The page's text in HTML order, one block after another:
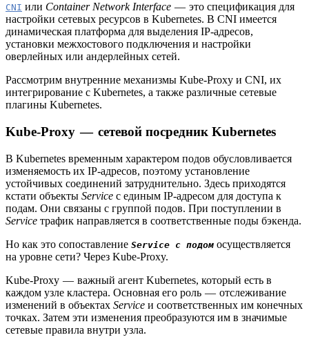
CNI или Container Network Interface — это спецификация для
настройки сетевых ресурсов в Kubernetes. В CNI имеется
динамическая платформа для выделения IP-адресов,
установки межхостового подключения и настройки
оверлейных или андерлейных сетей.
Рассмотрим внутренние механизмы Kube-Proxy и CNI, их
интегрирование с Kubernetes, а также различные сетевые
плагины Kubernetes.
Kube-Proxy — сетевой посредник Kubernetes
В Kubernetes временным характером подов обусловливается
изменяемость их IP-адресов, поэтому установление
устойчивых соединений затруднительно. Здесь приходятся
кстати объекты Service с единым IP-адресом для доступа к
подам. Они связаны с группой подов. При поступлении в
Service трафик направляется в соответственные поды бэкенда.
Но как это сопоставление Service с подом осуществляется
на уровне сети? Через Kube-Proxy.
Kube-Proxy — важный агент Kubernetes, который есть в
каждом узле кластера. Основная его роль — отслеживание
изменений в объектах Service и соответственных им конечных
точках. Затем эти изменения преобразуются им в значимые
сетевые правила внутри узла.